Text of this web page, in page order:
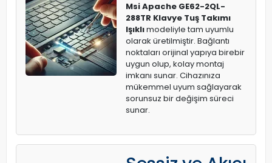
Msi Apache GE62-2QL-
288TR Klavye Tuş Takımı
Işıklımodeliyle tam uyumlu
olarak üretilmiştir. Bağlantı
noktaları orijinal yapıya birebir
uygun olup, kolay montaj
imkanı sunar. Cihazınıza
mükemmel uyum sağlayarak
sorunsuz bir değişim süreci
sunar.